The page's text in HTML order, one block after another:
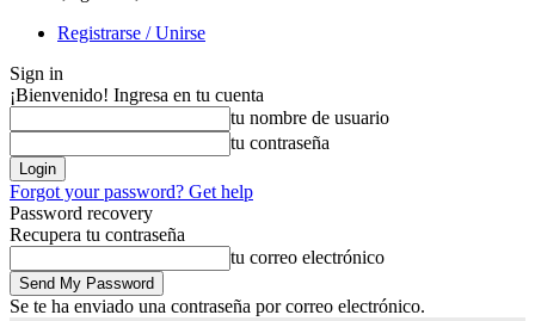
Registrarse / Unirse
Sign in
¡Bienvenido! Ingresa en tu cuenta
tu nombre de usuario
tu contraseña
Forgot your password? Get help
Password recovery
Recupera tu contraseña
tu correo electrónico
Se te ha enviado una contraseña por correo electrónico.